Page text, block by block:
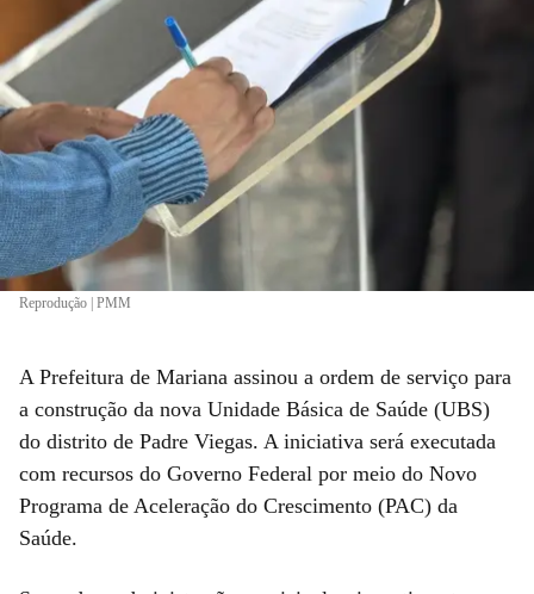
Reprodução | PMM
A Prefeitura de Mariana assinou a ordem de serviço para
a construção da nova Unidade Básica de Saúde (UBS)
do distrito de Padre Viegas. A iniciativa será executada
com recursos do Governo Federal por meio do Novo
Programa de Aceleração do Crescimento (PAC) da
Saúde.